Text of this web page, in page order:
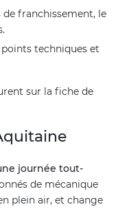
de franchissement, le
techniques et
sur la fiche de
journée tout-
de mécanique
plein air, et change